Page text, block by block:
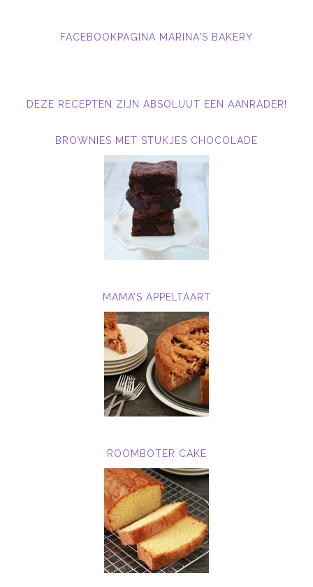
FACEBOOKPAGINA MARINA'S BAKERY
DEZE RECEPTEN ZIJN ABSOLUUT EEN AANRADER!
BROWNIES MET STUKJES CHOCOLADE
MAMA’S APPELTAART
ROOMBOTER CAKE